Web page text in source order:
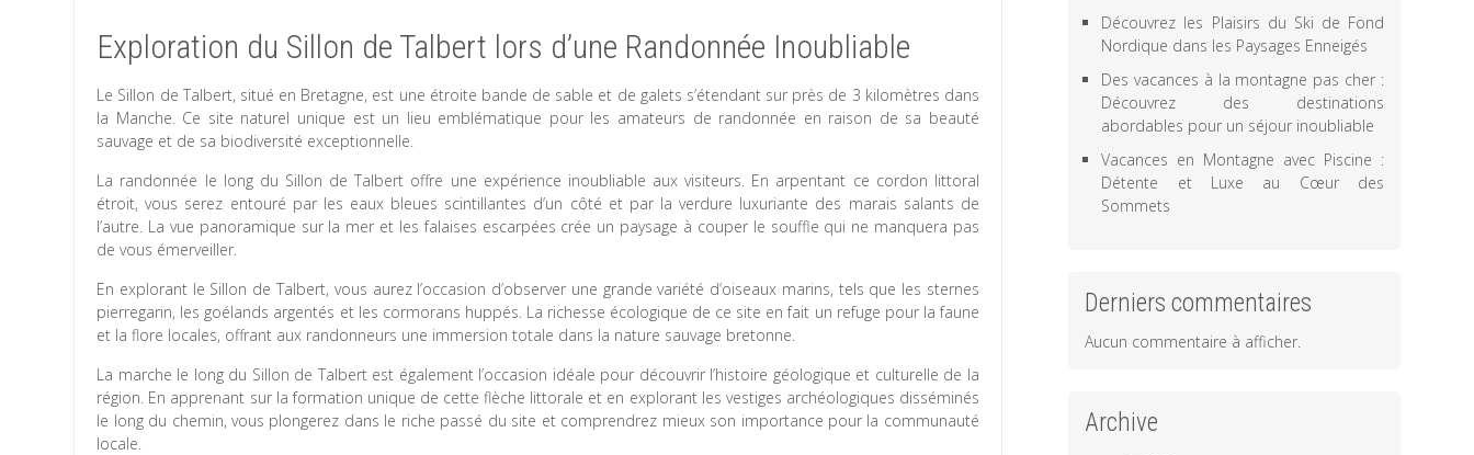
Exploration du Sillon de Talbert lors d’une Randonnée Inoubliable
Le Sillon de Talbert, situé en Bretagne, est une étroite bande de sable et de galets s’étendant sur près de 3 kilomètres dans
la Manche. Ce site naturel unique est un lieu emblématique pour les amateurs de randonnée en raison de sa beauté
sauvage et de sa biodiversité exceptionnelle.
La randonnée le long du Sillon de Talbert offre une expérience inoubliable aux visiteurs. En arpentant ce cordon littoral
étroit, vous serez entouré par les eaux bleues scintillantes d’un côté et par la verdure luxuriante des marais salants de
l’autre. La vue panoramique sur la mer et les falaises escarpées crée un paysage à couper le souffle qui ne manquera pas
de vous émerveiller.
En explorant le Sillon de Talbert, vous aurez l’occasion d’observer une grande variété d’oiseaux marins, tels que les sternes
pierregarin, les goélands argentés et les cormorans huppés. La richesse écologique de ce site en fait un refuge pour la faune
et la flore locales, offrant aux randonneurs une immersion totale dans la nature sauvage bretonne.
La marche le long du Sillon de Talbert est également l’occasion idéale pour découvrir l’histoire géologique et culturelle de la
région. En apprenant sur la formation unique de cette flèche littorale et en explorant les vestiges archéologiques disséminés
le long du chemin, vous plongerez dans le riche passé du site et comprendrez mieux son importance pour la communauté
locale.
Découvrez les Plaisirs du Ski de Fond
Nordique dans les Paysages Enneigés
Des vacances à la montagne pas cher :
Découvrez des destinations
abordables pour un séjour inoubliable
Vacances en Montagne avec Piscine :
Détente et Luxe au Cœur des
Sommets
Derniers commentaires
Aucun commentaire à afficher.
Archive